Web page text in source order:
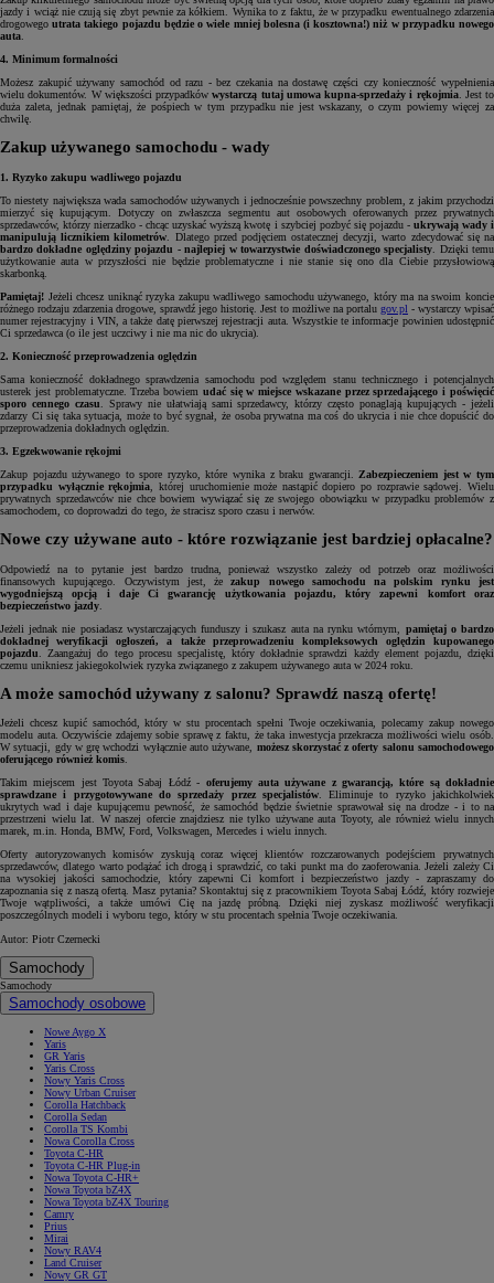
jazdy i wciąż nie czują się zbyt pewnie za kółkiem. Wynika to z faktu, że w przypadku ewentualnego zdarzenia
drogowegoutrata takiego pojazdu będzie o wiele mniej bolesna (i kosztowna!) niż w przypadku nowego
auta
4. Minimum formalności
Możesz zakupić używany samochód od razu - bez czekania na dostawę części czy konieczność wypełnienia
wielu dokumentów. W większości przypadkówwystarczą tutaj umowa kupna-sprzedaży i rękojmia. Jest to
duża zaleta, jednak pamiętaj, że pośpiech w tym przypadku nie jest wskazany, o czym powiemy więcej za
chwilę.
Zakup używanego samochodu - wady
1. Ryzyko zakupu wadliwego pojazdu
To niestety największa wada samochodów używanych i jednocześnie powszechny problem, z jakim przychodzi
mierzyć się kupującym. Dotyczy on zwłaszcza segmentu aut osobowych oferowanych przez prywatnych
sprzedawców, którzy nierzadko - chcąc uzyskać wyższą kwotę i szybciej pozbyć się pojazdu - ukrywają wady i
manipulują licznikiem kilometrów . Dlatego przed podjęciem ostatecznej decyzji, warto zdecydować się na
bardzo dokładne oględziny pojazdu - najlepiej w towarzystwie doświadczonego specjalisty . Dzięki temu
użytkowanie auta w przyszłości nie będzie problematyczne i nie stanie się ono dla Ciebie przysłowiową
skarbonką.
Pamiętaj! Jeżeli chcesz uniknąć ryzyka zakupu wadliwego samochodu używanego, który ma na swoim koncie
różnego rodzaju zdarzenia drogowe, sprawdź jego historię. Jest to możliwe na portalu gov.pl - wystarczy wpisać
numer rejestracyjny i VIN, a także datę pierwszej rejestracji auta. Wszystkie te informacje powinien udostępnić
Ci sprzedawca (o ile jest uczciwy i nie ma nic do ukrycia).
2. Konieczność przeprowadzenia oględzin
Sama konieczność dokładnego sprawdzenia samochodu pod względem stanu technicznego i potencjalnych
usterek jest problematyczne. Trzeba bowiem udać się w miejsce wskazane przez sprzedającego i poświęcić
sporo cennego czasu . Sprawy nie ułatwiają sami sprzedawcy, którzy często ponaglają kupujących - jeżeli
zdarzy Ci się taka sytuacja, może to być sygnał, że osoba prywatna ma coś do ukrycia i nie chce dopuścić do
przeprowadzenia dokładnych oględzin.
3. Egzekwowanie rękojmi
Zakup pojazdu używanego to spore ryzyko, które wynika z braku gwarancji.Zabezpieczeniem jest w tym
przypadku wyłącznie rękojmia , której uruchomienie może nastąpić dopiero po rozprawie sądowej. Wielu
prywatnych sprzedawców nie chce bowiem wywiązać się ze swojego obowiązku w przypadku problemów z
samochodem, co doprowadzi do tego, że stracisz sporo czasu i nerwów.
Nowe czy używane auto - które rozwiązanie jest bardziej opłacalne?
Odpowiedź na to pytanie jest bardzo trudna, ponieważ wszystko zależy od potrzeb oraz możliwości
finansowych kupującego. Oczywistym jest, żezakup nowego samochodu na polskim rynku jest
wygodniejszą opcją i daje Ci gwarancję użytkowania pojazdu, który zapewni komfort oraz
bezpieczeństwo jazdy
Jeżeli jednak nie posiadasz wystarczających funduszy i szukasz auta na rynku wtórnym, pamiętaj o bardzo
dokładnej weryfikacji ogłoszeń, a także przeprowadzeniu kompleksowych oględzin kupowanego
pojazdu . Zaangażuj do tego procesu specjalistę, który dokładnie sprawdzi każdy element pojazdu, dzięki
czemu unikniesz jakiegokolwiek ryzyka związanego z zakupem używanego auta w 2024 roku.
A może samochód używany z salonu? Sprawdź naszą ofertę!
Jeżeli chcesz kupić samochód, który w stu procentach spełni Twoje oczekiwania, polecamy zakup nowego
modelu auta. Oczywiście zdajemy sobie sprawę z faktu, że taka inwestycja przekracza możliwości wielu osób.
W sytuacji, gdy w grę wchodzi wyłącznie auto używane, możesz skorzystać z oferty salonu samochodowego
oferującego również komis.
Takim miejscem jest Toyota Sabaj Łódź - oferujemy auta używane z gwarancją, które są dokładnie
sprawdzane i przygotowywane do sprzedaży przez specjalistów. Eliminuje to ryzyko jakichkolwiek
ukrytych wad i daje kupującemu pewność, że samochód będzie świetnie sprawował się na drodze - i to na
przestrzeni wielu lat. W naszej ofercie znajdziesz nie tylko używane auta Toyoty, ale również wielu innych
marek, m.in. Honda, BMW, Ford, Volkswagen, Mercedes i wielu innych.
Oferty autoryzowanych komisów zyskują coraz więcej klientów rozczarowanych podejściem prywatnych
sprzedawców, dlatego warto podążać ich drogą i sprawdzić, co taki punkt ma do zaoferowania. Jeżeli zależy Ci
na wysokiej jakości samochodzie, który zapewni Ci komfort i bezpieczeństwo jazdy - zapraszamy do
zapoznania się z naszą ofertą. Masz pytania? Skontaktuj się z pracownikiem Toyota Sabaj Łódź, który rozwieje
Twoje wątpliwości, a także umówi Cię na jazdę próbną. Dzięki niej zyskasz możliwość weryfikacji
poszczególnych modeli i wyboru tego, który w stu procentach spełnia Twoje oczekiwania.
Autor: Piotr Czernecki
Samochody
Samochody
Samochody osobowe
Nowe Aygo X
Yaris
GR Yaris
Yaris Cross
Nowy Yaris Cross
Nowy Urban Cruiser
Corolla Hatchback
Corolla Sedan
Corolla TS Kombi
Nowa Corolla Cross
Toyota C-HR
Toyota C-HR Plug-in
Nowa Toyota C-HR+
Nowa Toyota bZ4X
Nowa Toyota bZ4X Touring
Camry
Prius
Mirai
Nowy RAV4
Land Cruiser
Nowy GR GT